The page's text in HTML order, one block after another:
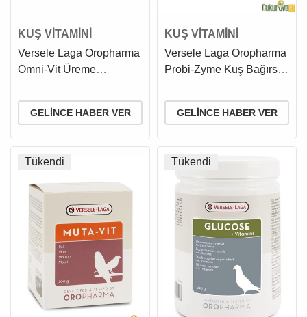
KUŞ VİTAMİNİ
Versele Laga Oropharma
Omni-Vit Üreme
25 Gr
GELINCE HABER VER
KUŞ VİTAMİNİ
Versele Laga Oropharma
Probi-Zyme Kuş Bağırsak
GELINCE HABER VER
Tükendi Tükendi